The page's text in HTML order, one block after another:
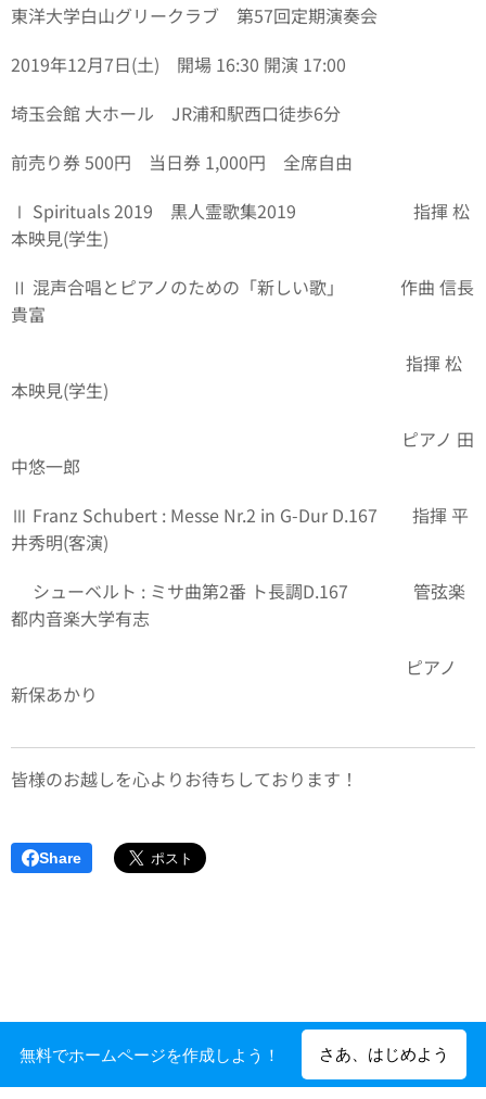
東洋大学白山グリークラブ 第57回定期演奏会
2019年12月7日(土) 開場 16:30 開演 17:00
埼玉会館 大ホール JR浦和駅西口徒歩6分
前売り券 500円 当日券 1,000円 全席自由
Ⅰ Spirituals 2019 黒人霊歌集2019 指揮 松
本映見(学生)
Ⅱ 混声合唱とピアノのための「新しい歌」 作曲 信長
貴富
指揮 松
本映見(学生)
ピアノ 田
中悠一郎
Ⅲ Franz Schubert : Messe Nr.2 in G-Dur D.167 指揮 平
井秀明(客演)
シューベルト : ミサ曲第2番 ト長調D.167 管弦楽
都内音楽大学有志
ピアノ
新保あかり
皆様のお越しを心よりお待ちしております！
Share
Powered byWebnode
無料でホームページを作成しよう！ さあ、はじめよう